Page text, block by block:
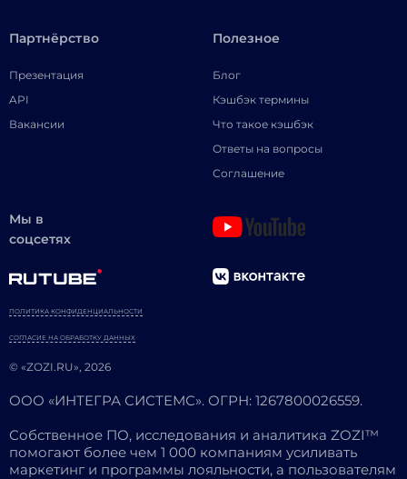
Партнёрство
Презентация
API
Вакансии
Полезное
Блог
Кэшбэк термины
Что такое кэшбэк
Ответы на вопросы
Соглашение
Мы в
соцсетях
© «ZOZI.RU», 2026
ПОЛИТИКА КОНФИДЕНЦИАЛЬНОСТИ
СОГЛАСИЕ НА ОБРАБОТКУ ДАННЫХ
ООО «ИНТЕГРА СИСТЕМС». ОГРН: 1267800026559.
Собственное ПО, исследования и аналитика ZOZI™
помогают более чем 1 000 компаниям усиливать
маркетинг и программы лояльности, а пользователям